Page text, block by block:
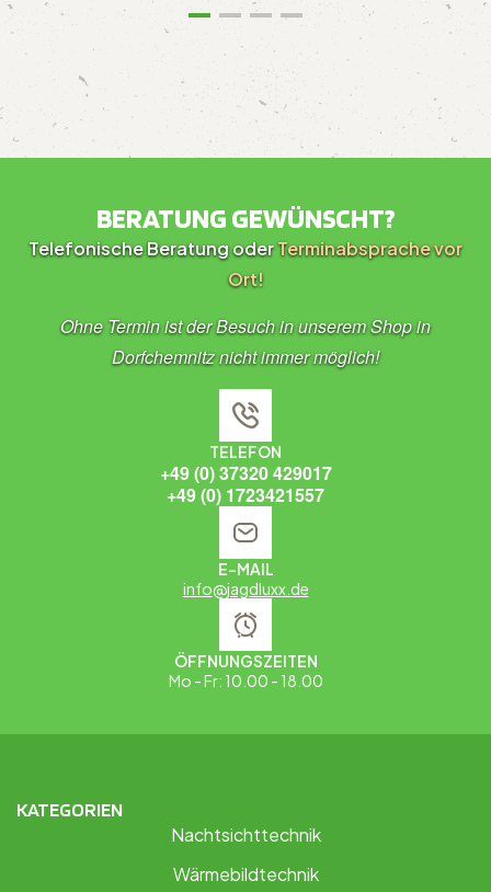
BERATUNG GEWÜNSCHT?
Telefonische Beratung oderTerminabsprache vor
Ort!
Ohne Termin ist der Besuch in unserem Shop in
Dorfchemnitz nicht immer möglich!
TELEFON
+49 (0) 37320 429017
+49 (0) 1723421557
E-MAIL
info@jagdluxx.de
ÖFFNUNGSZEITEN
Mo - Fr: 10.00 - 18.00
KATEGORIEN
Nachtsichttechnik
Wärmebildtechnik